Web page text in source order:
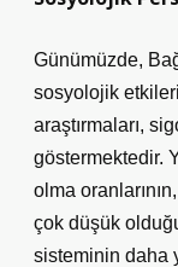
Günümüzde,
sosyolojik
araştırmaları,
göstermektedir.
olma
çok düşük
sisteminin daha